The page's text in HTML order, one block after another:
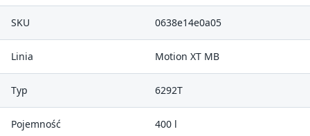
SKU 0638e14e0a05
Linia Motion XT MB
Typ 6292T
Pojemność 400 l